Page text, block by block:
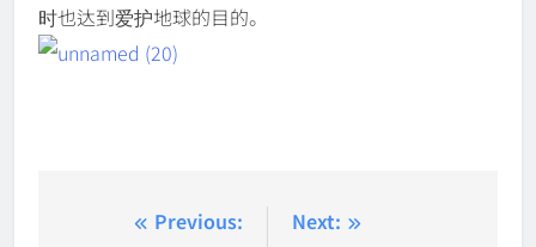
时也达到爱护地球的目的。
Previous:
Next: